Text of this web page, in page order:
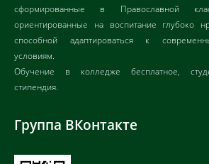
сформированные в Православной
ориентированные на воспитание глубоко
способной адаптироваться к
условиям.
Обучение в колледже бесплатное,
стипендия.
Группа ВКонтакте